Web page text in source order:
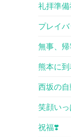
礼拝準
プレイ
無事、
熊本に
西坂の
笑顔いっ
祝福❣️